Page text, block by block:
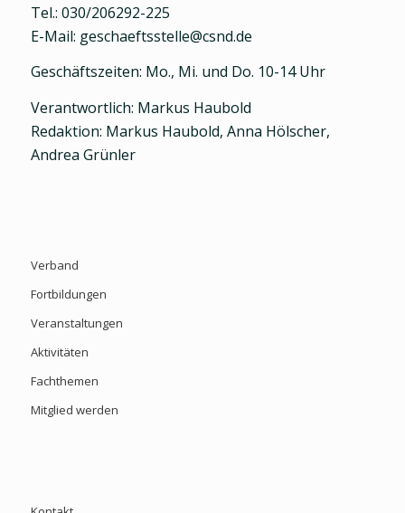
Tel.: 030/206292-225
E-Mail: geschaeftsstelle@csnd.de
Geschäftszeiten: Mo., Mi. und Do. 10-14 Uhr
Verantwortlich: Markus Haubold
Redaktion: Markus Haubold, Anna Hölscher,
Andrea Grünler
Verband
Fortbildungen
Veranstaltungen
Aktivitäten
Fachthemen
Mitglied werden